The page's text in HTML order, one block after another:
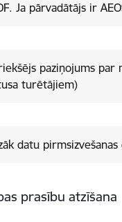
Ja pārvadātājs ir
paziņojums par
turētājiem)
datu
prasību atzīšana